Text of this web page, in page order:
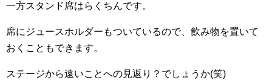
一方スタンド席はらくちんです。
席にジュースホルダーもついているので、飲み物を置いて
おくこともできます。
ステージから遠いことへの見返り？でしょうか(笑)